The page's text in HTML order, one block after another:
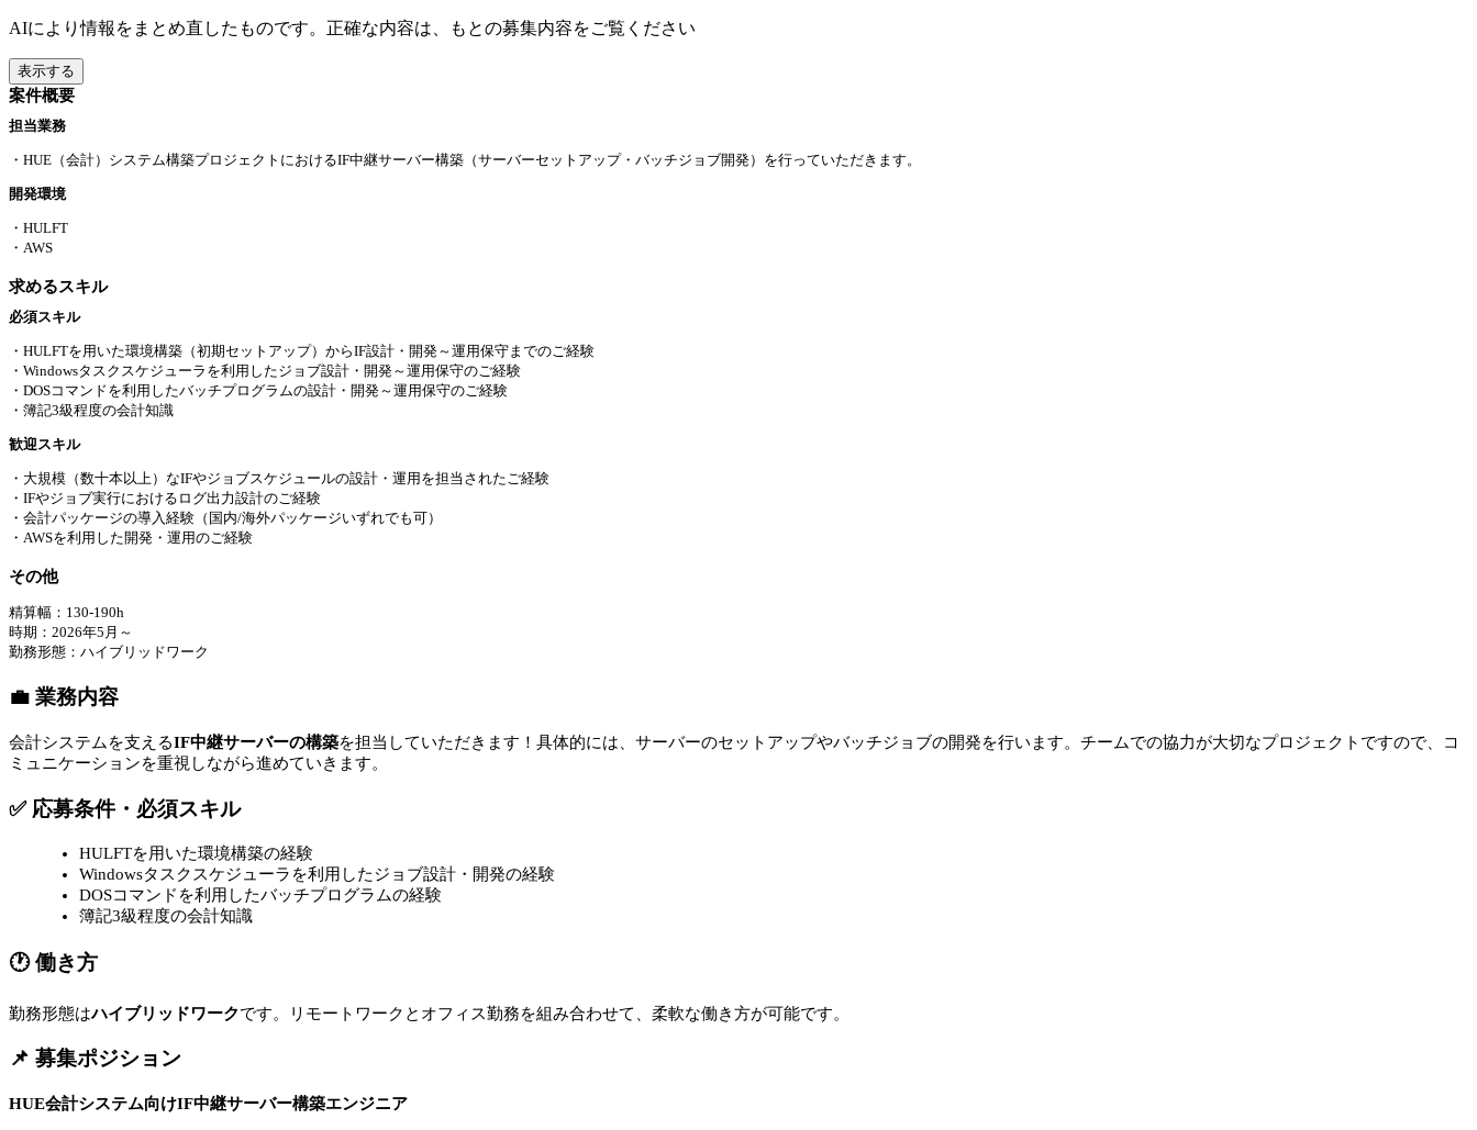
AIにより情報をまとめ直したものです。正確な内容は、もとの募集内容をご覧ください
表示する
案件概要
担当業務
・HUE（会計）システム構築プロジェクトにおけるIF中継サーバー構築（サーバーセットアップ・バッチジョブ開発）を行っていただきます。
開発環境
・HULFT
・AWS
求めるスキル
必須スキル
・HULFTを用いた環境構築（初期セットアップ）からIF設計・開発～運用保守までのご経験
・Windowsタスクスケジューラを利用したジョブ設計・開発～運用保守のご経験
・DOSコマンドを利用したバッチプログラムの設計・開発～運用保守のご経験
・簿記3級程度の会計知識
歓迎スキル
・大規模（数十本以上）なIFやジョブスケジュールの設計・運用を担当されたご経験
・IFやジョブ実行におけるログ出力設計のご経験
・会計パッケージの導入経験（国内/海外パッケージいずれでも可）
・AWSを利用した開発・運用のご経験
その他
精算幅：130-190h
時期：2026年5月～
勤務形態：ハイブリッドワーク
💼 業務内容
会計システムを支えるIF中継サーバーの構築を担当していただきます！具体的には、サーバーのセットアップやバッチジョブの開発を行います。チームでの協力が大切なプロジェクトですので、コ
ミュニケーションを重視しながら進めていきます。
✅ 応募条件・必須スキル
HULFTを用いた環境構築の経験
Windowsタスクスケジューラを利用したジョブ設計・開発の経験
DOSコマンドを利用したバッチプログラムの経験
簿記3級程度の会計知識
🕐 働き方
勤務形態はハイブリッドワークです。リモートワークとオフィス勤務を組み合わせて、柔軟な働き方が可能です。
📌 募集ポジション
HUE会計システム向けIF中継サーバー構築エンジニア